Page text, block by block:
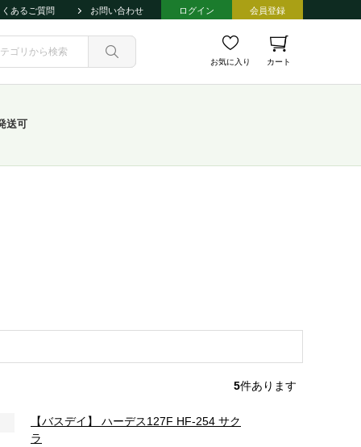
くあるご質問 お問い合わせ ログイン 会員登録
お気に入り カート
送可
5件あります
【バスデイ】 ハーデス127F HF-254 サク
ラ